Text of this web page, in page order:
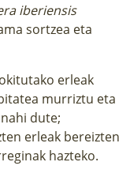
iberiensis
sortzea eta
erleak
murriztu eta
dute;
erleak bereizten
hazteko.